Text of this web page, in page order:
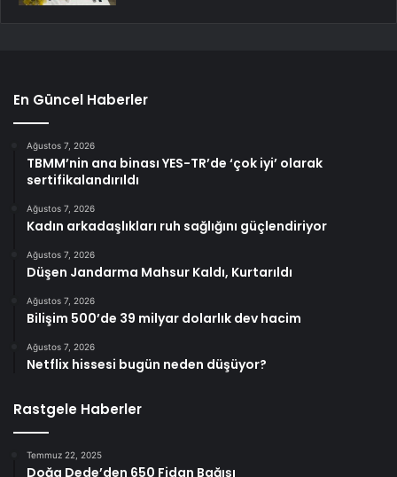
En Güncel Haberler
Ağustos 7, 2026
TBMM’nin ana binası YES-TR’de ‘çok iyi’ olarak
sertifikalandırıldı
Ağustos 7, 2026
Kadın arkadaşlıkları ruh sağlığını güçlendiriyor
Ağustos 7, 2026
Düşen Jandarma Mahsur Kaldı, Kurtarıldı
Ağustos 7, 2026
Bilişim 500’de 39 milyar dolarlık dev hacim
Ağustos 7, 2026
Netflix hissesi bugün neden düşüyor?
Rastgele Haberler
Temmuz 22, 2025
Doğa Dede’den 650 Fidan Bağışı